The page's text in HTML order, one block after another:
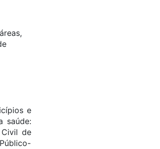
e
saúde:
Civil de